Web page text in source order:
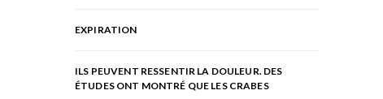
EXPIRATION
ILS PEUVENT RESSENTIR LA DOULEUR. DES
ÉTUDES ONT MONTRÉ QUE LES CRABES